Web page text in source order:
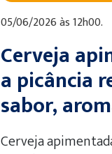
05/06/2026 às 12h00.
Cerveja
a picância
sabor,
Cerveja